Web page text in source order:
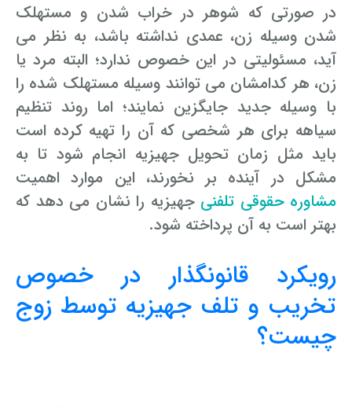
در صورتی که شوهر در خراب شدن و مستهلک
شدن وسیله زن، عمدی نداشته باشد، به نظر می
آید، مسئولیتی در این خصوص ندارد؛ البته مرد یا
زن، هر کدامشان می توانند وسیله مستهلک شده را
با وسیله جدید جایگزین نمایند؛ اما روند تنظیم
سیاهه برای هر شخصی که آن را تهیه کرده است
باید مثل زمان تحویل جهیزیه انجام شود تا به
مشکل در آینده بر نخورند، این موارد اهمیت
مشاوره حقوقی تلفنی جهیزیه را نشان می دهد که
بهتر است به آن پرداخته شود.
رویکرد قانونگذار در خصوص
تخریب و تلف جهیزیه توسط زوج
چیست؟